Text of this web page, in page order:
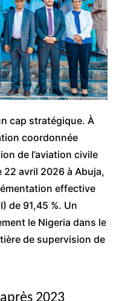
cap stratégique. À
coordonnée
de l’aviation civile
22 avril 2026 à Abuja,
effective
de 91,45 %. Un
le Nigeria dans le
de supervision de
2023